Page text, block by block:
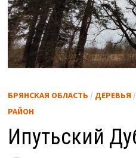
БРЯНСКАЯ ОБЛАСТЬ / ДЕРЕВЬЯ /
РАЙОН
Ипутьский